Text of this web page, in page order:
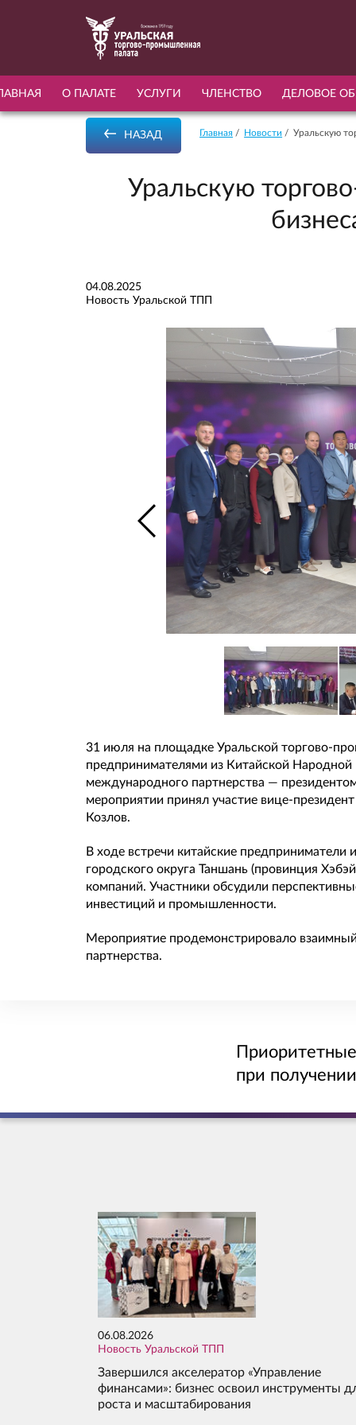
О ПАЛАТЕ УСЛУГИ ЧЛЕНСТВО ДЕЛОВОЕ
НАЗАД Главная Новости Уральскую
Уральскую
04.08.2025
Новость Уральской ТПП
31 июля на площадке Уральской торгово-
предпринимателями из Китайской Народной
международного партнерства —
мероприятии принял участие вице-
Козлов.
В ходе встречи китайские предприниматели
городского округа Таншань (провинция
компаний. Участники обсудили
инвестиций и промышленности.
Мероприятие продемонстрировало
партнерства.
при
06.08.2026
Новость Уральской ТПП
Завершился акселератор «Управление
финансами»: бизнес освоил инструменты
роста и масштабирования
Вы
Пожалуйста,
Да, я
Ваша
Ваш отзыв
Телефон